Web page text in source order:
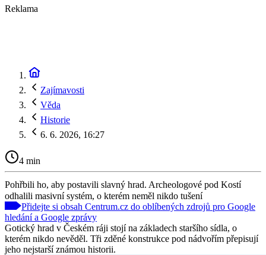
Reklama
Zajímavosti
Věda
Historie
6. 6. 2026, 16:27
4 min
Pohřbili ho, aby postavili slavný hrad. Archeologové pod Kostí
odhalili masivní systém, o kterém neměl nikdo tušení
Přidejte si obsah Centrum.cz do oblíbených zdrojů pro Google
hledání a Google zprávy
Gotický hrad v Českém ráji stojí na základech staršího sídla, o
kterém nikdo nevěděl. Tři zděné konstrukce pod nádvořím přepisují
jeho nejstarší známou historii.